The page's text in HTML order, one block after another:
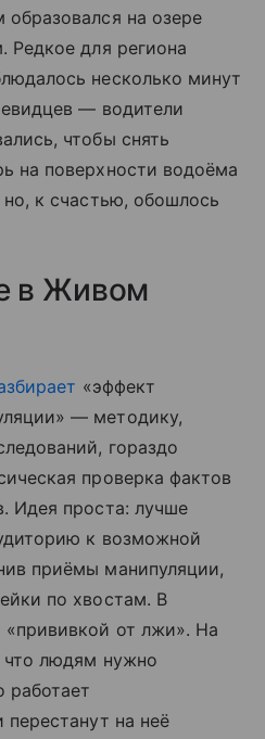
на озере
Редкое для региона
несколько минут
— водители
чтобы снять
на поверхности водоёма
к счастью, обошлось
в Живом
«эффект
— методику,
гораздо
проверка фактов
Идея проста: лучше
к возможной
приёмы манипуляции,
по хвостам. В
«прививкой от лжи». На
что людям нужно
работает
перестанут на неё